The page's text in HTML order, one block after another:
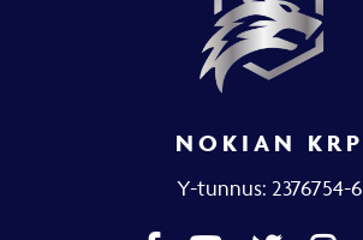
NOKIAN KRP
Y-tunnus: 2376754-6